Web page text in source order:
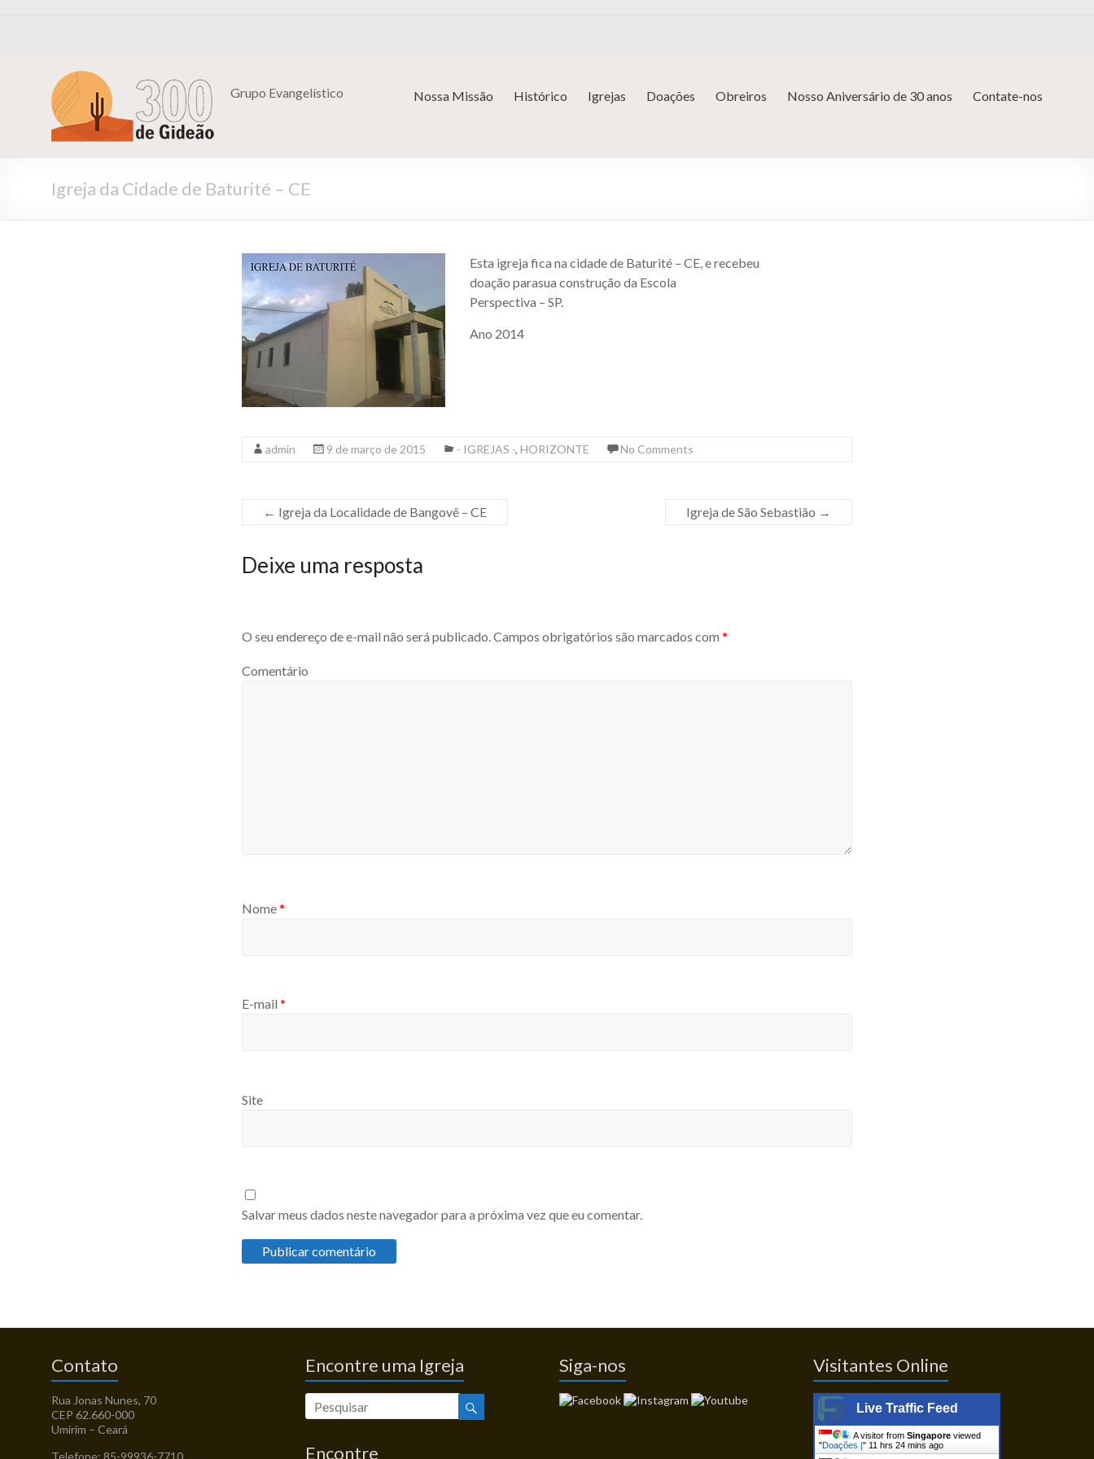
Grupo Evangelístico Nossa Missão Histórico Igrejas Doações Obreiros Nosso Aniversário de 30 anos Contate-nos
Igreja da Cidade de Baturité – CE
Esta igreja fica na cidade de Baturité – CE, e recebeu
doação parasua construção da Escola
Perspectiva – SP.
Ano 2014
admin 9 de março de 2015 - IGREJAS -, HORIZONTE No Comments
← Igreja da Localidade de Bangovê – CE Igreja de São Sebastião →
Deixe uma resposta
O seu endereço de e-mail não será publicado.Campos obrigatórios são marcados com *
Comentário
Nome*
E-mail *
Site
Salvar meus dados neste navegador para a próxima vez que eu comentar.
Contato
Rua Jonas Nunes, 70
CEP 62.660-000
Umirim – Ceará
Encontre uma Igreja
Encontre
Siga-nos Visitantes Online
Live Traffic Feed
A visitor from Singapore viewed
"Doações | " 11 hrs 24 mins ago